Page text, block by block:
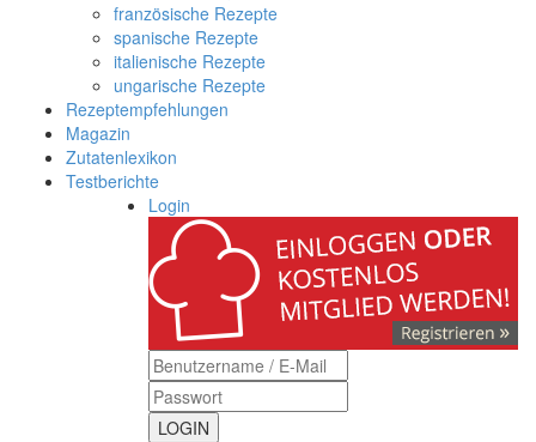
französische Rezepte
spanische Rezepte
italienische Rezepte
ungarische Rezepte
Rezeptempfehlungen
Magazin
Zutatenlexikon
Testberichte
Login
LOGIN